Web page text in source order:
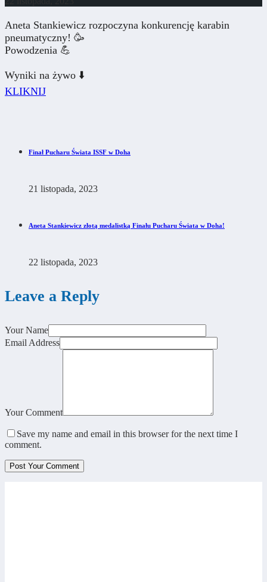
Aneta Stankiewicz rozpoczyna konkurencję karabin
pneumatyczny! 🥳
Powodzenia 💪
Wyniki na żywo ⬇️
KLIKNIJ
Finał Pucharu Świata ISSF w Doha
21 listopada, 2023
Aneta Stankiewicz złotą medalistką Finału Pucharu Świata w Doha!
22 listopada, 2023
Leave a Reply
Your Name
Email Address
Your Comment
Save my name and email in this browser for the next time I
comment.